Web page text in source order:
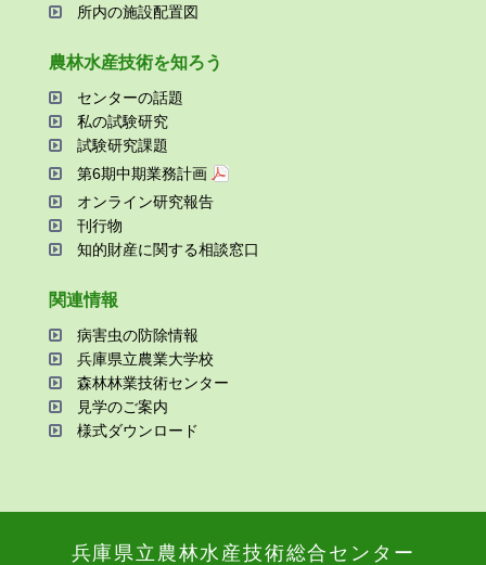
所内の施設配置図
農林⽔産技術を知ろう
センターの話題
私の試験研究
試験研究課題
第6期中期業務計画
オンライン研究報告
刊⾏物
知的財産に関する相談窓⼝
関連情報
病害⾍の防除情報
兵庫県⽴農業⼤学校
森林林業技術センター
⾒学のご案内
様式ダウンロード
兵庫県⽴農林⽔産技術総合センター